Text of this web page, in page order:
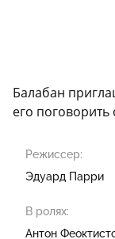
Балабан
его
Режиссер:
Эдуард Парри
В ролях:
Антон